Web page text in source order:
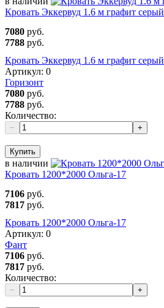
Кровать Эккервуд 1.6 м графит серый
7080 руб.
7788 руб.
Кровать Эккервуд 1.6 м графит серый
Артикул: 0
Горизонт
7080 руб.
7788 руб.
Количество:
− +
Купить
в наличии
Кровать 1200*2000 Ольга-17
7106 руб.
7817 руб.
Кровать 1200*2000 Ольга-17
Артикул: 0
Фант
7106 руб.
7817 руб.
Количество:
− +